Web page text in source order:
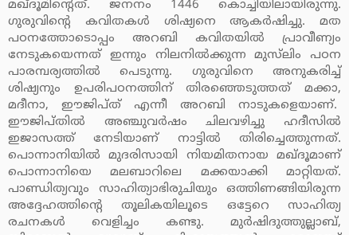
മഖ്ദൂമിന്റെത്. ജനനം 1446 കൊച്ചിയിലായിരുന്നു.
ഗുരുവിന്റെ കവിതകള്‍ ശിഷ്യനെ ആകര്‍ഷിച്ചു. മത
പഠനത്തോടൊപ്പം അറബി കവിതയില്‍ പ്രാവീണ്യം
നേടുകയെന്നത് ഇന്നും നിലനില്‍ക്കുന്ന മുസ്‌ലിം പഠന
പാരമ്പര്യത്തില്‍ പെടുന്നു. ഗുരുവിനെ അനുകരിച്ച്
ശിഷ്യനും ഉപരിപഠനത്തിന് തിരഞ്ഞെടുത്തത് മക്കാ,
മദീനാ, ഈജിപ്ത് എന്നീ അറബി നാടുകളെയാണ്.
ഈജിപ്തില്‍ അഞ്ചുവര്‍ഷം ചിലവഴിച്ചു ഹദീസില്‍
ഇജാസത്ത് നേടിയാണ് നാട്ടില്‍ തിരിച്ചെത്തുന്നത്.
പൊന്നാനിയില്‍ മുദരിസായി നിയമിതനായ മഖ്ദൂമാണ്
പൊന്നാനിയെ മലബാറിലെ മക്കയാക്കി മാറ്റിയത്.
പാണ്ഡിത്യവും സാഹിത്യാഭിരുചിയും ഒത്തിണങ്ങിയിരുന്ന
അദ്ദേഹത്തിന്റെ തൂലികയിലൂടെ ഒട്ടേറെ സാഹിത്യ
രചനകള്‍ വെളിച്ചം കണ്ടു. മുര്‍ഷിദുത്തുല്ലാബ്,